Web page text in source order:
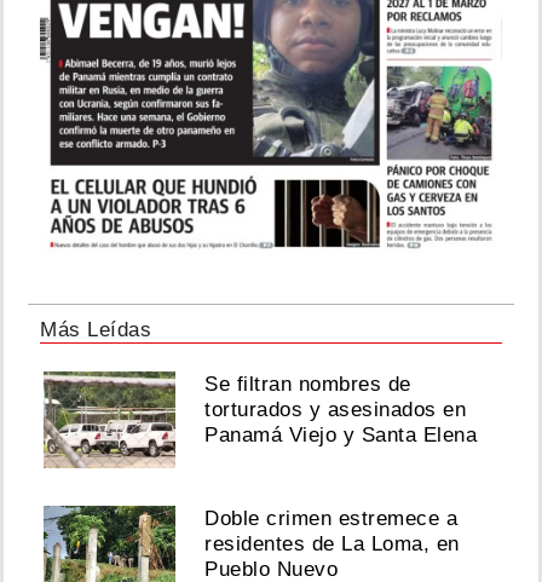
Más Leídas
Se filtran nombres de
torturados y asesinados en
Panamá Viejo y Santa Elena
Doble crimen estremece a
residentes de La Loma, en
Pueblo Nuevo